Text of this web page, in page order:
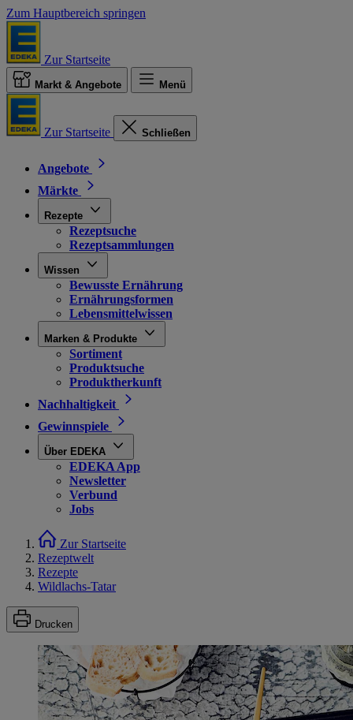
Zum Hauptbereich springen
Zur Startseite
Markt & Angebote Menü
Zur Startseite Schließen
Angebote
Märkte
Rezepte
Rezeptsuche
Rezeptsammlungen
Wissen
Bewusste Ernährung
Ernährungsformen
Lebensmittelwissen
Marken & Produkte
Sortiment
Produktsuche
Produktherkunft
Nachhaltigkeit
Gewinnspiele
Über EDEKA
EDEKA App
Newsletter
Verbund
Jobs
Zur Startseite
Rezeptwelt
Rezepte
Wildlachs-Tatar
Drucken